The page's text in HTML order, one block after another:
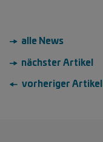
→ alle News
→ nächster Artikel
← vorheriger Artikel